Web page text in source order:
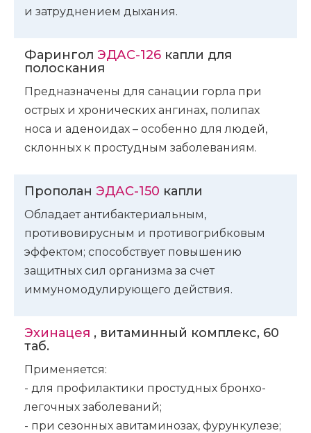
и затруднением дыхания.
Фарингол ЭДАС-126 капли для
полоскания
Предназначены для санации горла при
острых и хронических ангинах, полипах
носа и аденоидах – особенно для людей,
склонных к простудным заболеваниям.
Прополан ЭДАС-150 капли
Обладает антибактериальным,
противовирусным и противогрибковым
эффектом; способствует повышению
защитных сил организма за счет
иммуномодулирующего действия.
Эхинацея , витаминный комплекс, 60
таб.
Применяется:
- для профилактики простудных бронхо-
легочных заболеваний;
- при сезонных авитаминозах, фурункулезе;